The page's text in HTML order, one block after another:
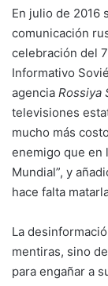
En julio de 2016
comunicación
celebración del
Informativo
agencia Rossiya
televisiones
mucho más
enemigo que en
Mundial”, y
hace falta
La
mentiras, sino
para engañar a